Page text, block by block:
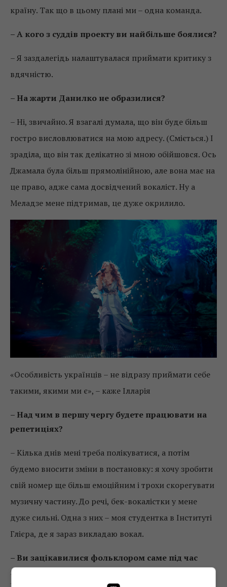
країну. Так що в цьому плані ми – одна команда.
– А кого з суддів проекту ви найбільше боялися?
– Я заздалегідь налаштувалася приймати критику з
вдячністю.
– На жарти Данилко не образилися?
– Ні, звичайно. Я взагалі думала, що він буде більш
гостро висловлюватися на мою адресу. (Сміється.) І
зраділа, що він так делікатно зі мною обійшовся. Ось
Джамала була більш прямолінійною, але вона має на
це право, адже сама досвідчений вокаліст. Ну а
Меладзе мене підтримав, це дуже окрилило.
«Особливість українців – не відразу приймати себе
такими, якими ми є», – каже Ілларія
– Над чим в першу чергу будете працювати на
репетиціях?
– Кілька днів мені треба полікуватися, а потім
будемо вносити зміни в постановку: я хочу зробити
свій номер ще більш емоційним і трохи скорегувати
музичну частину. До речі, бек-вокалістки у мене
дуже сильні. Одна з них – моя студентка в Інституті
Глієра, де я зараз викладаю вокал.
– Ви зацікавилися фольклором саме під час
навчання в Київському інституті музики імені